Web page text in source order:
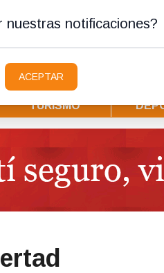
TURISMO
nuestras notificaciones?
ACEPTAR